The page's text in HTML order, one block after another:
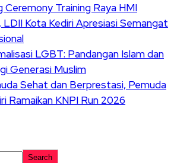
Ceremony Training Raya HMI
LDII Kota Kediri Apresiasi Semangat
LGBT: Pandangan Islam dan
Generasi Muslim
Sehat dan Berprestasi, Pemuda
Ramaikan KNPI Run 2026
Search